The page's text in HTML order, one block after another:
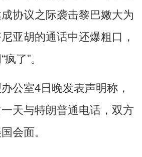
协议之际袭击黎巴嫩大为
亚胡的通话中还爆粗口，
了”。
室4日晚发表声明称，
天与特朗普通电话，双方
会面。